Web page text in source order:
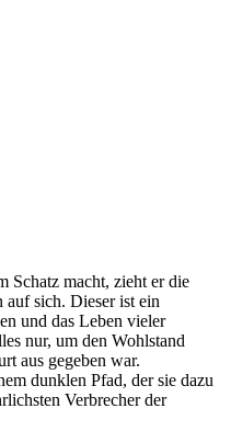
Schatz macht, zieht er die
sich. Dieser ist ein
und das Leben vieler
nur, um den Wohlstand
aus gegeben war.
dunklen Pfad, der sie dazu
Verbrecher der